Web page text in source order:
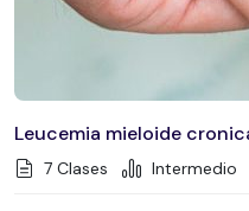
Leucemia mieloide
7 Clases Intermedio